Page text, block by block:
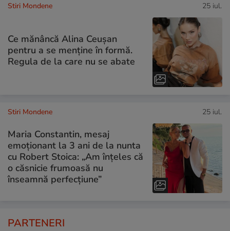
Stiri Mondene 25 iul.
Ce mănâncă Alina Ceușan
pentru a se menține în formă.
Regula de la care nu se abate
Stiri Mondene 25 iul.
Maria Constantin, mesaj
emoționant la 3 ani de la nunta
cu Robert Stoica: „Am înțeles că
o căsnicie frumoasă nu
înseamnă perfecțiune”
PARTENERI